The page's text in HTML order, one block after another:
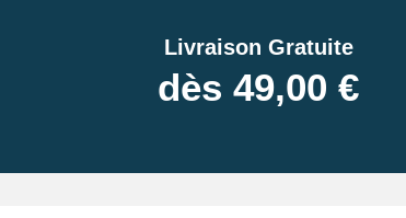
Livraison Gratuite
dès 49,00 €